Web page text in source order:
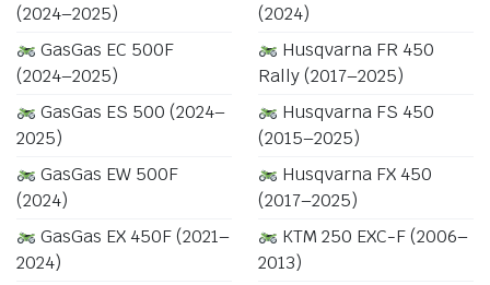
(2024–2025)
GasGas EC 500F
(2024–2025)
GasGas ES 500 (2024–
2025)
GasGas EW 500F
(2024)
GasGas EX 450F (2021–
2024)
(2024)
Husqvarna FR 450
Rally (2017–2025)
Husqvarna FS 450
(2015–2025)
Husqvarna FX 450
(2017–2025)
KTM 250 EXC-F (2006–
2013)